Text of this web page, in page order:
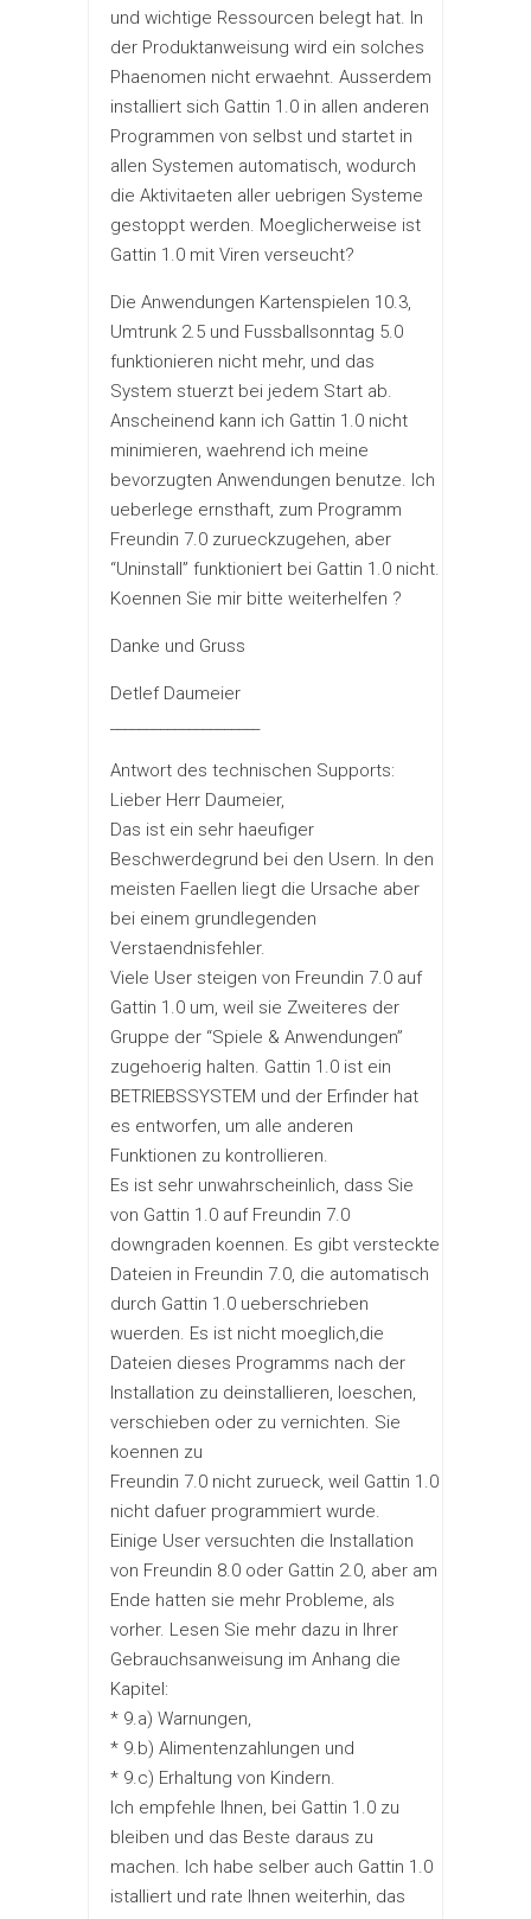
und wichtige Ressourcen belegt hat. In
der Produktanweisung wird ein solches
Phaenomen nicht erwaehnt. Ausserdem
installiert sich Gattin 1.0 in allen anderen
Programmen von selbst und startet in
allen Systemen automatisch, wodurch
die Aktivitaeten aller uebrigen Systeme
gestoppt werden. Moeglicherweise ist
Gattin 1.0 mit Viren verseucht?
Die Anwendungen Kartenspielen 10.3,
Umtrunk 2.5 und Fussballsonntag 5.0
funktionieren nicht mehr, und das
System stuerzt bei jedem Start ab.
Anscheinend kann ich Gattin 1.0 nicht
minimieren, waehrend ich meine
bevorzugten Anwendungen benutze. Ich
ueberlege ernsthaft, zum Programm
Freundin 7.0 zurueckzugehen, aber
“Uninstall” funktioniert bei Gattin 1.0 nicht.
Koennen Sie mir bitte weiterhelfen ?
Danke und Gruss
Detlef Daumeier
Antwort des technischen Supports:
Lieber Herr Daumeier,
Das ist ein sehr haeufiger
Beschwerdegrund bei den Usern. In den
meisten Faellen liegt die Ursache aber
bei einem grundlegenden
Verstaendnisfehler.
Viele User steigen von Freundin 7.0 auf
Gattin 1.0 um, weil sie Zweiteres der
Gruppe der “Spiele & Anwendungen”
zugehoerig halten. Gattin 1.0 ist ein
BETRIEBSSYSTEM und der Erfinder hat
es entworfen, um alle anderen
Funktionen zu kontrollieren.
Es ist sehr unwahrscheinlich, dass Sie
von Gattin 1.0 auf Freundin 7.0
downgraden koennen. Es gibt versteckte
Dateien in Freundin 7.0, die automatisch
durch Gattin 1.0 ueberschrieben
wuerden. Es ist nicht moeglich,die
Dateien dieses Programms nach der
Installation zu deinstallieren, loeschen,
verschieben oder zu vernichten. Sie
koennen zu
Freundin 7.0 nicht zurueck, weil Gattin 1.0
nicht dafuer programmiert wurde.
Einige User versuchten die Installation
von Freundin 8.0 oder Gattin 2.0, aber am
Ende hatten sie mehr Probleme, als
vorher. Lesen Sie mehr dazu in Ihrer
Gebrauchsanweisung im Anhang die
Kapitel:
* 9.a) Warnungen,
* 9.b) Alimentenzahlungen und
* 9.c) Erhaltung von Kindern.
Ich empfehle Ihnen, bei Gattin 1.0 zu
bleiben und das Beste daraus zu
machen. Ich habe selber auch Gattin 1.0
istalliert und rate Ihnen weiterhin, das